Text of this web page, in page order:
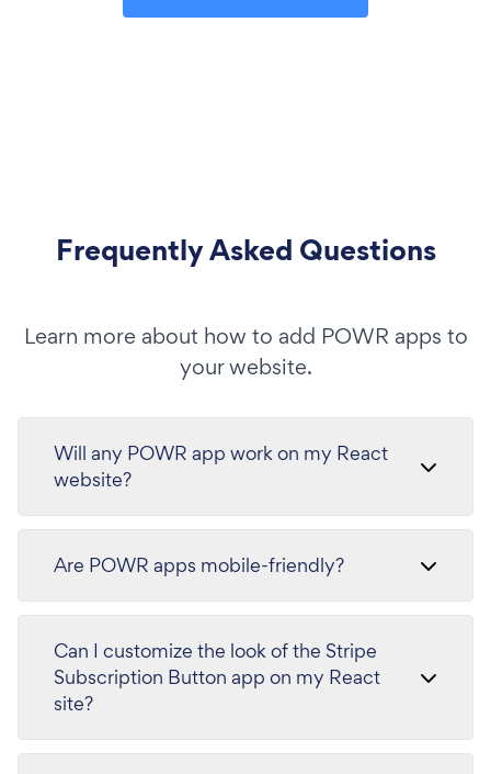
Frequently Asked Questions
Learn more about how to add POWR apps to
your website.
Will any POWR app work on my React
website?
Are POWR apps mobile-friendly?
Can I customize the look of the Stripe
Subscription Button app on my React
site?